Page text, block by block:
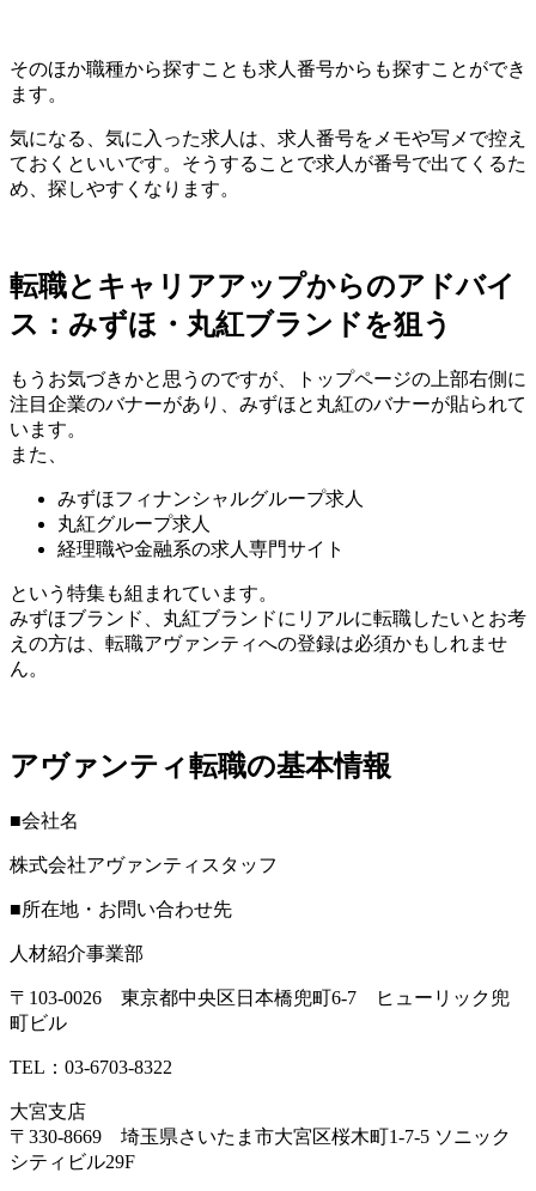
そのほか職種から探すことも求人番号からも探すことができ
ます。
気になる、気に入った求人は、求人番号をメモや写メで控え
ておくといいです。そうすることで求人が番号で出てくるた
め、探しやすくなります。
転職とキャリアアップからのアドバイ
ス：みずほ・丸紅ブランドを狙う
もうお気づきかと思うのですが、
トップページの上部右側に
注目企業のバナーがあり、みずほと丸紅のバナーが貼られて
います。
また、
みずほフィナンシャルグループ求人
丸紅グループ求人
経理職や金融系の求人専門サイト
という特集も組まれています。
みずほブランド、丸紅ブランドにリアルに転職したいとお考
えの方は、転職アヴァンティへの登録は必須かもしれませ
ん。
アヴァンティ転職の基本情報
■会社名
株式会社アヴァンティスタッフ
■所在地・お問い合わせ先
人材紹介事業部
〒103-0026 東京都中央区日本橋兜町6-7 ヒューリック兜
町ビル
TEL：03-6703-8322
大宮支店
〒330-8669 埼玉県さいたま市大宮区桜木町1-7-5 ソニック
シティビル29F